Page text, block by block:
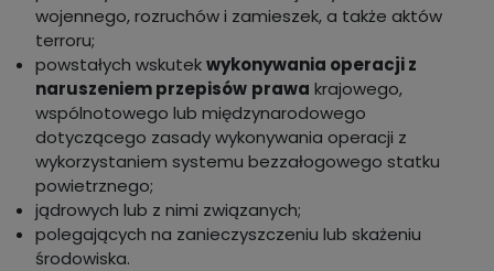
wojennego, rozruchów i zamieszek, a także aktów
terroru;
powstałych wskutekwykonywania operacji z
naruszeniem przepisów prawa krajowego,
wspólnotowego lub międzynarodowego
dotyczącego zasady wykonywania operacji z
wykorzystaniem systemu bezzałogowego statku
powietrznego;
jądrowych lub z nimi związanych;
polegających na zanieczyszczeniu lub skażeniu
środowiska.